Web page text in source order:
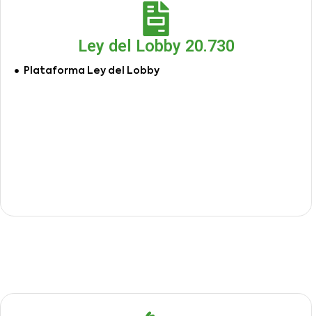
Ley del Lobby 20.730
Plataforma Ley del Lobby